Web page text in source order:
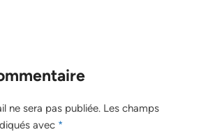
ne sera pas publiée. Les champs
avec *